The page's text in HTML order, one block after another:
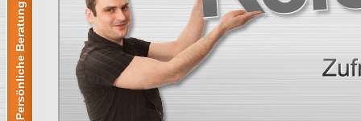
Persönliche Beratung